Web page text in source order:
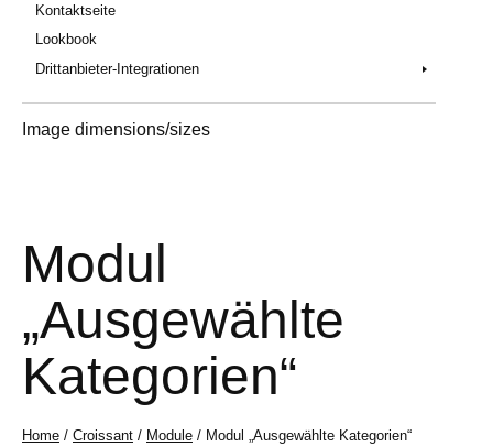
Kontaktseite
Lookbook
Drittanbieter-Integrationen
Image dimensions/sizes
Modul
„Ausgewählte
Kategorien“
Home / Croissant / Module / Modul „Ausgewählte Kategorien“